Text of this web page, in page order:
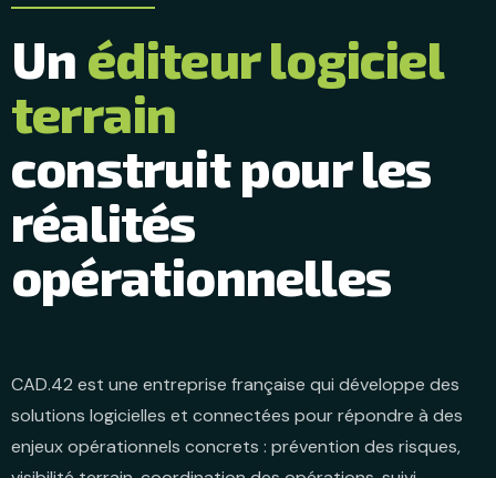
Un éditeur logiciel
terrain
construit pour les
réalités
opérationnelles
CAD.42 est une entreprise française qui développe des
solutions logicielles et connectées pour répondre à des
enjeux opérationnels concrets : prévention des risques,